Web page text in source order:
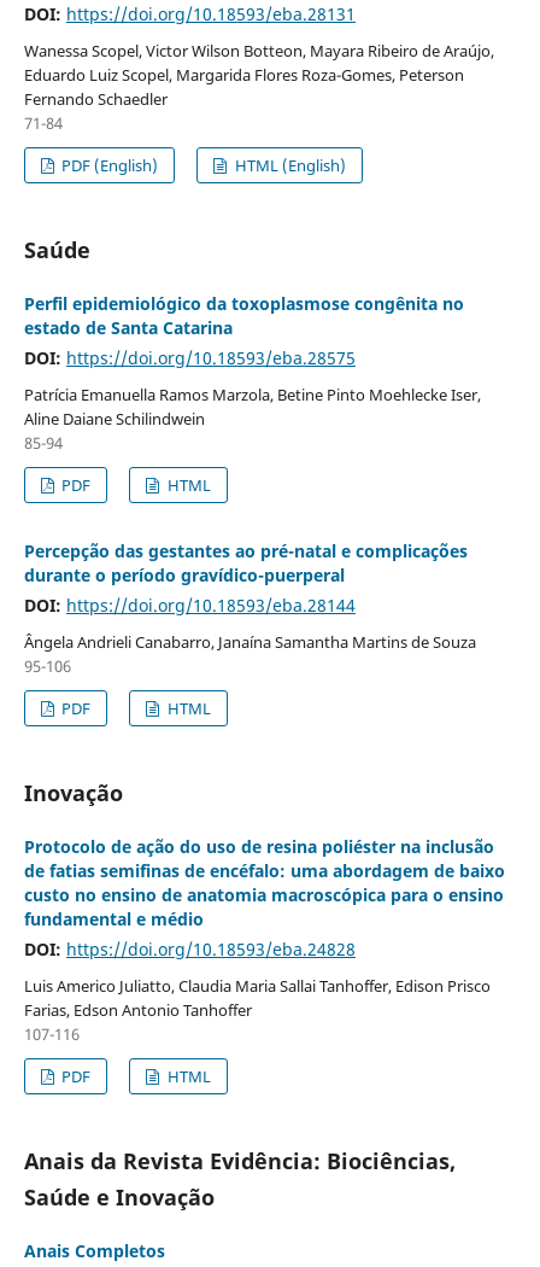
DOI: https://doi.org/10.18593/eba.28131
Wanessa Scopel, Victor Wilson Botteon, Mayara Ribeiro de Araújo,
Eduardo Luiz Scopel, Margarida Flores Roza-Gomes, Peterson
Fernando Schaedler
71-84
PDF (English)
HTML (English)
Saúde
Perfil epidemiológico da toxoplasmose congênita no
estado de Santa Catarina
DOI: https://doi.org/10.18593/eba.28575
Patrícia Emanuella Ramos Marzola, Betine Pinto Moehlecke Iser,
Aline Daiane Schilindwein
85-94
PDF
HTML
Percepção das gestantes ao pré-natal e complicações
durante o período gravídico-puerperal
DOI: https://doi.org/10.18593/eba.28144
Ângela Andrieli Canabarro, Janaína Samantha Martins de Souza
95-106
PDF
HTML
Inovação
Protocolo de ação do uso de resina poliéster na inclusão
de fatias semifinas de encéfalo: uma abordagem de baixo
custo no ensino de anatomia macroscópica para o ensino
fundamental e médio
DOI: https://doi.org/10.18593/eba.24828
Luis Americo Juliatto, Claudia Maria Sallai Tanhoffer, Edison Prisco
Farias, Edson Antonio Tanhoffer
107-116
PDF
HTML
Anais da Revista Evidência: Biociências,
Saúde e Inovação
Anais Completos